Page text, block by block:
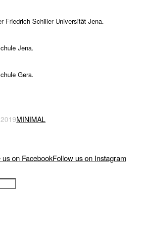
Friedrich Schiller Universität Jena.
Jena.
Gera.
MINIMAL
us on FacebookFollow us on Instagram